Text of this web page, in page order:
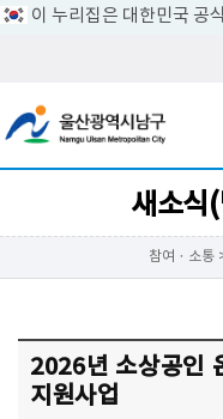
이 누리집은 대한민국 공
참여ㆍ소통
새소식
2026년 소상공인
지원사업